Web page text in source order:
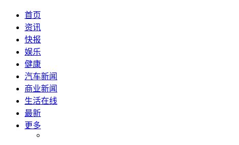
首页
资讯
快报
娱乐
健康
汽车新闻
商业新闻
生活在线
最新
更多